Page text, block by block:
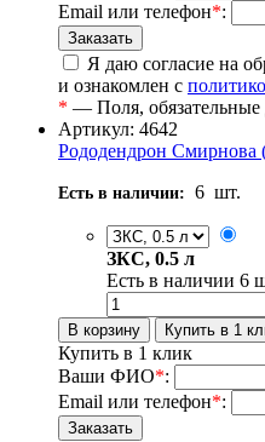
Email или телефон*:
Я даю согласие на
и ознакомлен с
* — Поля, обязательные
Артикул: 4642
Рододендрон Смирнова
Есть в наличии: 6 шт.
ЗКС, 0.5 л
Есть в наличии 6
Купить в 1 клик
Ваши ФИО*:
Email или телефон*: